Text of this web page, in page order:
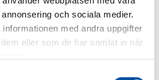
och sociala medier.
med andra uppgifter
eller som de har samlat in när